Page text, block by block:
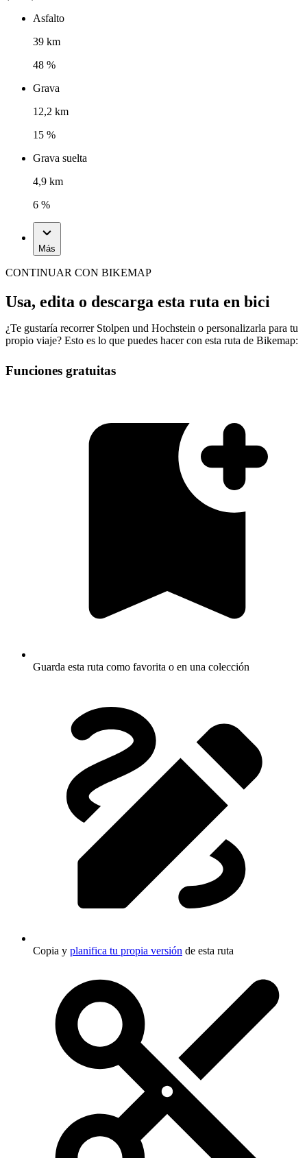
Asfalto
39 km
48 %
Grava
12,2 km
15 %
Grava suelta
4,9 km
6 %
Más
CONTINUAR CON BIKEMAP
Usa, edita o descarga esta ruta en bici
¿Te gustaría recorrer Stolpen und Hochstein o personalizarla para tu
propio viaje? Esto es lo que puedes hacer con esta ruta de Bikemap:
Funciones gratuitas
Guarda esta ruta como favorita o en una colección
Copia y planifica tu propia versión de esta ruta